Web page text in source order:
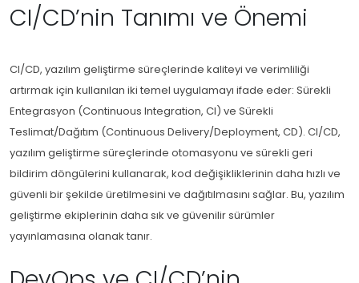
CI/CD’nin Tanımı ve Önemi
CI/CD, yazılım geliştirme süreçlerinde kaliteyi ve verimliliği
artırmak için kullanılan iki temel uygulamayı ifade eder: Sürekli
Entegrasyon (Continuous Integration, CI) ve Sürekli
Teslimat/Dağıtım (Continuous Delivery/Deployment, CD). CI/CD,
yazılım geliştirme süreçlerinde otomasyonu ve sürekli geri
bildirim döngülerini kullanarak, kod değişikliklerinin daha hızlı ve
güvenli bir şekilde üretilmesini ve dağıtılmasını sağlar. Bu, yazılım
geliştirme ekiplerinin daha sık ve güvenilir sürümler
yayınlamasına olanak tanır.